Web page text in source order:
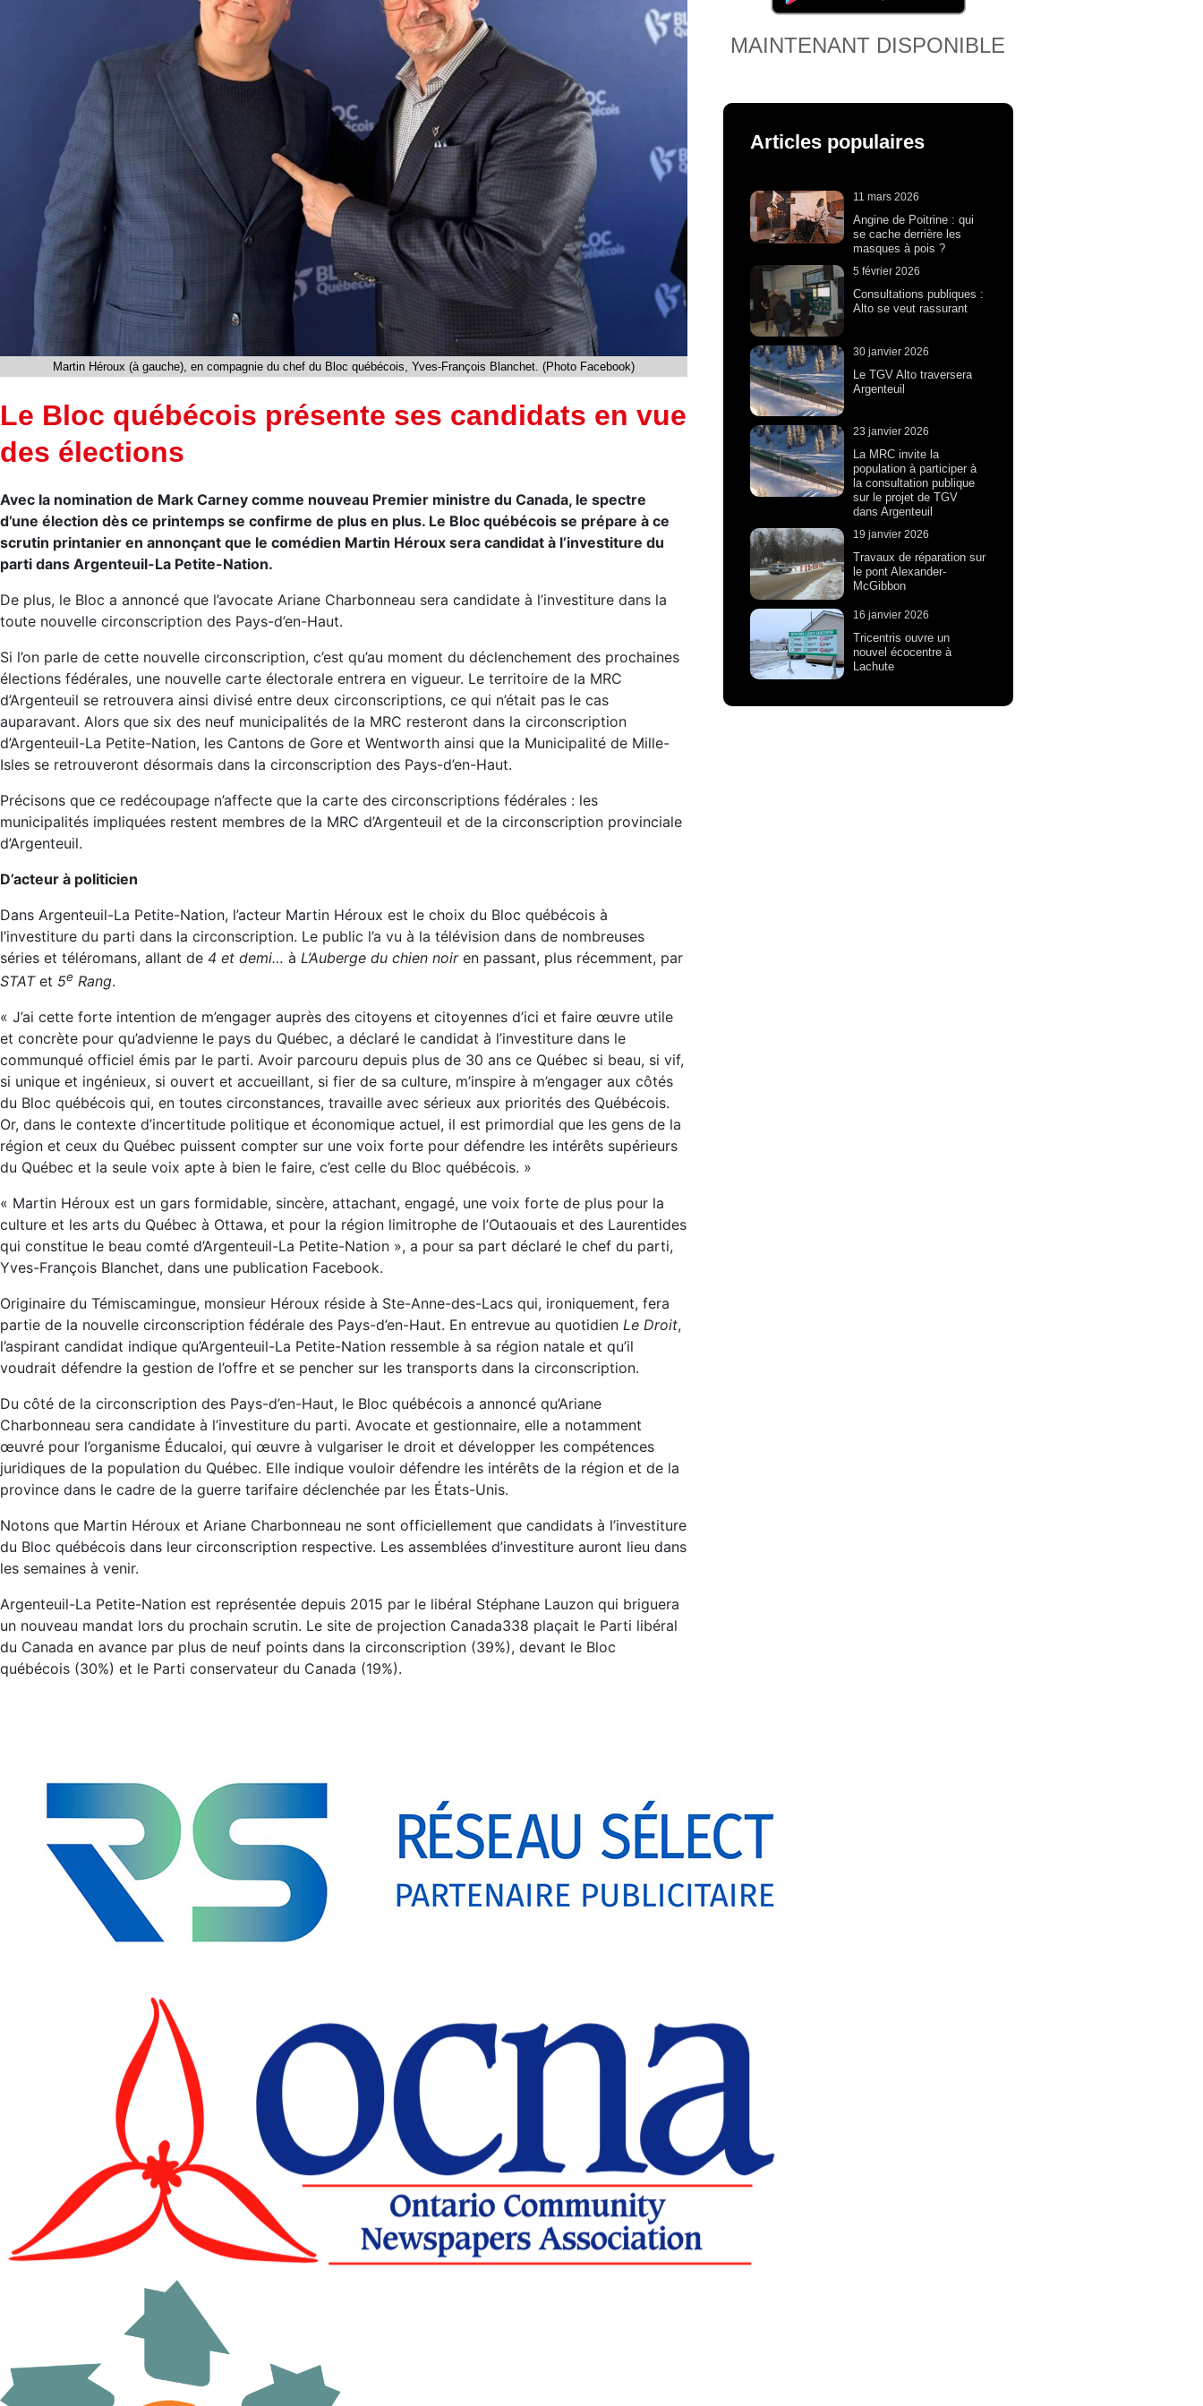
Martin Héroux (à gauche), en compagnie du chef du Bloc québécois, Yves-François Blanchet. (Photo Facebook)
Le Bloc québécois présente ses candidats en vue
des élections
Avec la nomination de Mark Carney comme nouveau Premier ministre du Canada, le spectre
d’une élection dès ce printemps se confirme de plus en plus. Le Bloc québécois se prépare à ce
scrutin printanier en annonçant que le comédien Martin Héroux sera candidat à l’investiture du
parti dans Argenteuil-La Petite-Nation.
De plus, le Bloc a annoncé que l’avocate Ariane Charbonneau sera candidate à l’investiture dans la
toute nouvelle circonscription des Pays-d’en-Haut.
Si l’on parle de cette nouvelle circonscription, c’est qu’au moment du déclenchement des prochaines
élections fédérales, une nouvelle carte électorale entrera en vigueur. Le territoire de la MRC
d’Argenteuil se retrouvera ainsi divisé entre deux circonscriptions, ce qui n’était pas le cas
auparavant. Alors que six des neuf municipalités de la MRC resteront dans la circonscription
d’Argenteuil-La Petite-Nation, les Cantons de Gore et Wentworth ainsi que la Municipalité de Mille-
Isles se retrouveront désormais dans la circonscription des Pays-d’en-Haut.
Précisons que ce redécoupage n’affecte que la carte des circonscriptions fédérales : les
municipalités impliquées restent membres de la MRC d’Argenteuil et de la circonscription provinciale
d’Argenteuil.
D’acteur à politicien
Dans Argenteuil-La Petite-Nation, l’acteur Martin Héroux est le choix du Bloc québécois à
l’investiture du parti dans la circonscription. Le public l’a vu à la télévision dans de nombreuses
séries et téléromans, allant de 4 et demi… à L’Auberge du chien noiren passant, plus récemment, par
STATet 5e Rang.
« J’ai cette forte intention de m’engager auprès des citoyens et citoyennes d’ici et faire œuvre utile
et concrète pour qu’advienne le pays du Québec, a déclaré le candidat à l’investiture dans le
communqué officiel émis par le parti. Avoir parcouru depuis plus de 30 ans ce Québec si beau, si vif,
si unique et ingénieux, si ouvert et accueillant, si fier de sa culture, m’inspire à m’engager aux côtés
du Bloc québécois qui, en toutes circonstances, travaille avec sérieux aux priorités des Québécois.
Or, dans le contexte d’incertitude politique et économique actuel, il est primordial que les gens de la
région et ceux du Québec puissent compter sur une voix forte pour défendre les intérêts supérieurs
du Québec et la seule voix apte à bien le faire, c’est celle du Bloc québécois. »
« Martin Héroux est un gars formidable, sincère, attachant, engagé, une voix forte de plus pour la
culture et les arts du Québec à Ottawa, et pour la région limitrophe de l’Outaouais et des Laurentides
qui constitue le beau comté d’Argenteuil-La Petite-Nation », a pour sa part déclaré le chef du parti,
Yves-François Blanchet, dans une publication Facebook.
Originaire du Témiscamingue, monsieur Héroux réside à Ste-Anne-des-Lacs qui, ironiquement, fera
partie de la nouvelle circonscription fédérale des Pays-d’en-Haut. En entrevue au quotidien Le Droit,
l’aspirant candidat indique qu’Argenteuil-La Petite-Nation ressemble à sa région natale et qu’il
voudrait défendre la gestion de l’offre et se pencher sur les transports dans la circonscription.
Du côté de la circonscription des Pays-d’en-Haut, le Bloc québécois a annoncé qu’Ariane
Charbonneau sera candidate à l’investiture du parti. Avocate et gestionnaire, elle a notamment
œuvré pour l’organisme Éducaloi, qui œuvre à vulgariser le droit et développer les compétences
juridiques de la population du Québec. Elle indique vouloir défendre les intérêts de la région et de la
province dans le cadre de la guerre tarifaire déclenchée par les États-Unis.
Notons que Martin Héroux et Ariane Charbonneau ne sont officiellement que candidats à l’investiture
du Bloc québécois dans leur circonscription respective. Les assemblées d’investiture auront lieu dans
les semaines à venir.
Argenteuil-La Petite-Nation est représentée depuis 2015 par le libéral Stéphane Lauzon qui briguera
un nouveau mandat lors du prochain scrutin. Le site de projection Canada338 plaçait le Parti libéral
du Canada en avance par plus de neuf points dans la circonscription (39%), devant le Bloc
québécois (30%) et le Parti conservateur du Canada (19%).
MAINTENANT DISPONIBLE
Articles populaires
11 mars 2026
Angine de Poitrine : qui
se cache derrière les
masques à pois ?
5 février 2026
Consultations publiques :
Alto se veut rassurant
30 janvier 2026
Le TGV Alto traversera
Argenteuil
23 janvier 2026
La MRC invite la
population à participer à
la consultation publique
sur le projet de TGV
dans Argenteuil
19 janvier 2026
Travaux de réparation sur
le pont Alexander-
McGibbon
16 janvier 2026
Tricentris ouvre un
nouvel écocentre à
Lachute